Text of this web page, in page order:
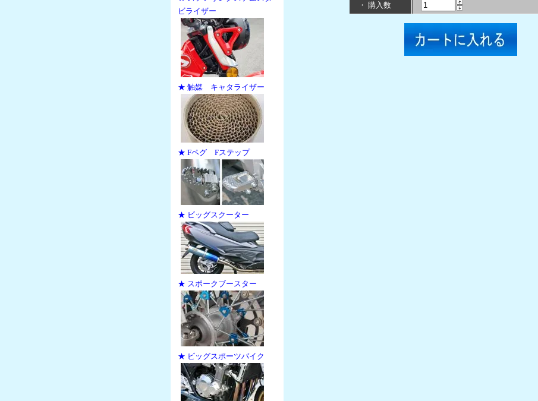
ビライザー
★ 触媒 キャタライザー
★ Fペグ Fステップ
★ ビッグスクーター
★ スポークブースター
★ ビッグスポーツバイク
・ 購入数